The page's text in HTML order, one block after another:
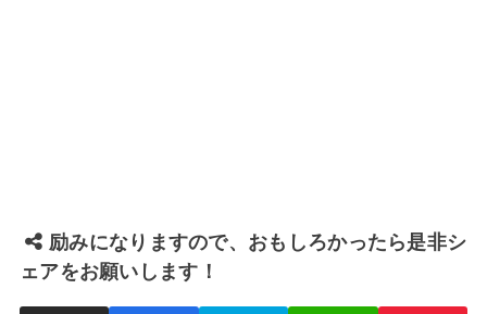
励みになりますので、おもしろかったら是非シ
ェアをお願いします！